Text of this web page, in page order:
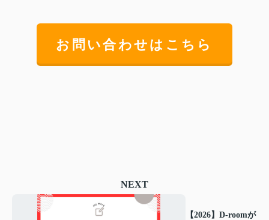
お問い合わせはこちら
NEXT
【2026】D-roomが